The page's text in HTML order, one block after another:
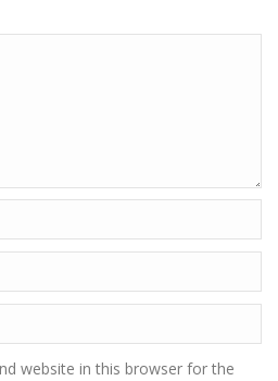
website in this browser for the